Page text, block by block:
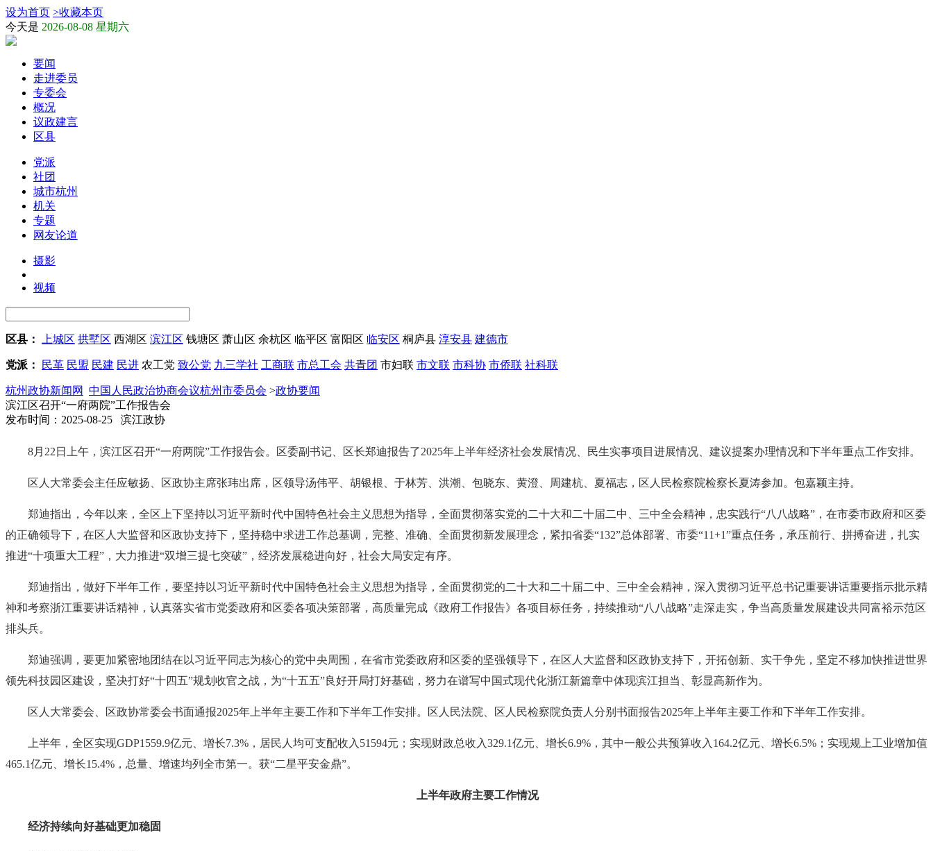
设为首页 >收藏本页
今天是 2026-08-08 星期六
要闻
走进委员
专委会
概况
议政建言
区县
党派
社团
城市杭州
机关
专题
网友论道
摄影
视频
区县： 上城区 拱墅区 西湖区 滨江区 钱塘区 萧山区 余杭区 临平区 富阳区 临安区 桐庐县 淳安县 建德市
党派： 民革 民盟 民建 民进 农工党 致公党 九三学社 工商联 市总工会 共青团 市妇联 市文联 市科协 市侨联 社科联
杭州政协新闻网 中国人民政治协商会议杭州市委员会 >政协要闻
滨江区召开“一府两院”工作报告会
发布时间：2025-08-25 滨江政协
8月22日上午，滨江区召开“一府两院”工作报告会。区委副书记、区长郑迪报告了2025年上半年经济社会发展情况、民生实事项目进展情况、建议提案办理情况和下半年重点工作安排。
区人大常委会主任应敏扬、区政协主席张玮出席，区领导汤伟平、胡银根、于林芳、洪潮、包晓东、黄澄、周建杭、夏福志，区人民检察院检察长夏涛参加。包嘉颖主持。
郑迪指出，今年以来，全区上下坚持以习近平新时代中国特色社会主义思想为指导，全面贯彻落实党的二十大和二十届二中、三中全会精神，忠实践行“八八战略”，在市委市政府和区委
的正确领导下，在区人大监督和区政协支持下，坚持稳中求进工作总基调，完整、准确、全面贯彻新发展理念，紧扣省委“132”总体部署、市委“11+1”重点任务，承压前行、拼搏奋进，扎实
推进“十项重大工程”，大力推进“双增三提七突破”，经济发展稳进向好，社会大局安定有序。
郑迪指出，做好下半年工作，要坚持以习近平新时代中国特色社会主义思想为指导，全面贯彻党的二十大和二十届二中、三中全会精神，深入贯彻习近平总书记重要讲话重要指示批示精
神和考察浙江重要讲话精神，认真落实省市党委政府和区委各项决策部署，高质量完成《政府工作报告》各项目标任务，持续推动“八八战略”走深走实，争当高质量发展建设共同富裕示范区
排头兵。
郑迪强调，要更加紧密地团结在以习近平同志为核心的党中央周围，在省市党委政府和区委的坚强领导下，在区人大监督和区政协支持下，开拓创新、实干争先，坚定不移加快推进世界
领先科技园区建设，坚决打好“十四五”规划收官之战，为“十五五”良好开局打好基础，努力在谱写中国式现代化浙江新篇章中体现滨江担当、彰显高新作为。
区人大常委会、区政协常委会书面通报2025年上半年主要工作和下半年工作安排。区人民法院、区人民检察院负责人分别书面报告2025年上半年主要工作和下半年工作安排。
上半年，全区实现GDP1559.9亿元、增长7.3%，居民人均可支配收入51594元；实现财政总收入329.1亿元、增长6.9%，其中一般公共预算收入164.2亿元、增长6.5%；实现规上工业增加值
465.1亿元、增长15.4%，总量、增速均列全市第一。获“二星平安金鼎”。
上半年政府主要工作情况
经济持续向好基础更加稳固